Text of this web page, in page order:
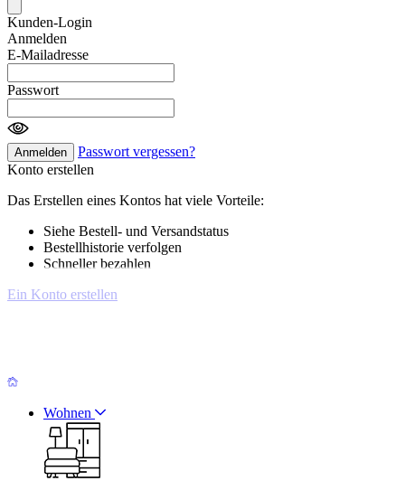
Kunden-Login
Anmelden
E-Mailadresse
Passwort
Anmelden
Passwort vergessen?
Konto erstellen
Das Erstellen eines Kontos hat viele Vorteile:
Siehe Bestell- und Versandstatus
Bestellhistorie verfolgen
Schneller bezahlen
Ein Konto erstellen
Wohnen